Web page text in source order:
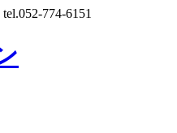
tel.052-774-6151